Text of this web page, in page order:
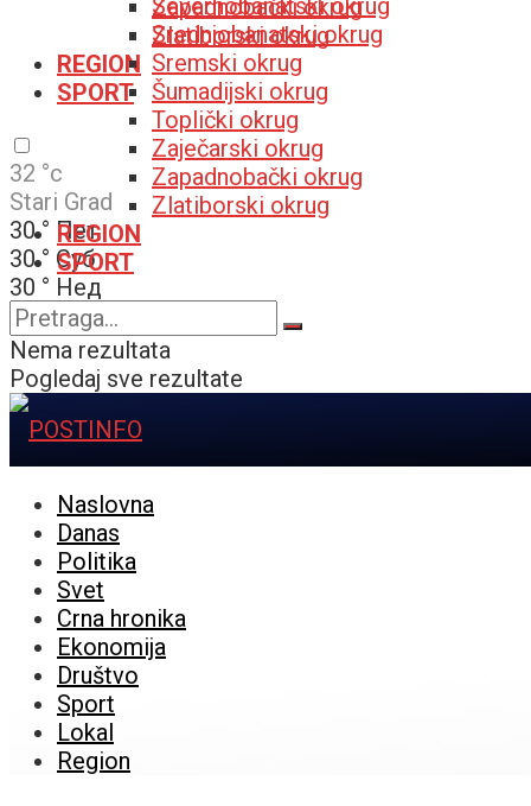
Zapadnobački okrug
Zlatiborski okrug
REGION
SPORT
32 °c
Stari Grad
30 ° Пет
30 ° Суб
30 ° Нед
32 ° Пон
Severnobanatski okrug
Srednjobanatski okrug
Sremski okrug
Šumadijski okrug
Toplički okrug
Zaječarski okrug
Zapadnobački okrug
Zlatiborski okrug
REGION
SPORT
Nema rezultata
Pogledaj sve rezultate
Naslovna
Danas
Politika
Svet
Crna hronika
Ekonomija
Društvo
Sport
Lokal
Region